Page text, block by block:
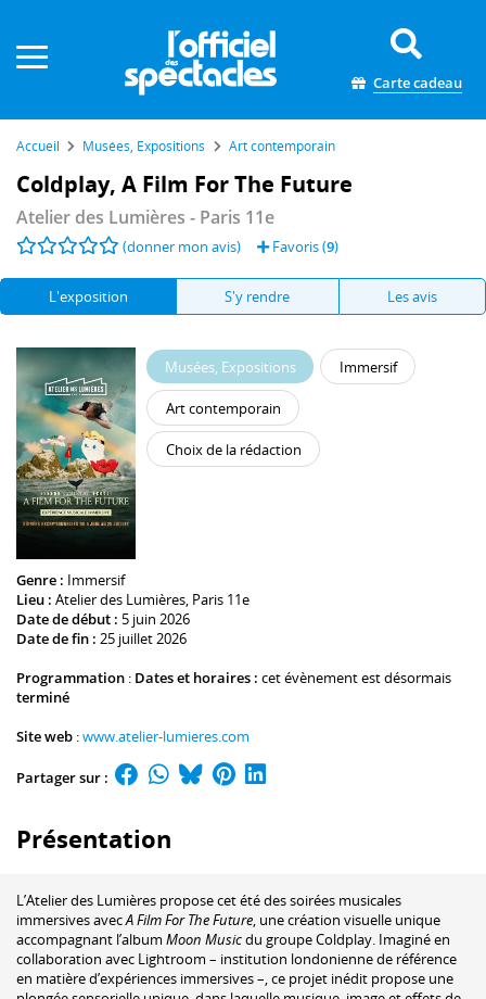
Carte cadeau
Accueil Musées, Expositions Art contemporain
Coldplay, A Film For The Future
Atelier des Lumières - Paris 11e
(donner mon avis) Favoris (9)
L'exposition S'y rendre Les avis
Musées, Expositions Immersif
Art contemporain
Choix de la rédaction
Genre : Immersif
Lieu : Atelier des Lumières, Paris 11e
Date de début : 5 juin 2026
Date de fin : 25 juillet 2026
Programmation : Dates et horaires : cet évènement est désormais
terminé
Site web :www.atelier-lumieres.com
Partager sur :
Présentation
L’Atelier des Lumières propose cet été des soirées musicales
immersives avecA Film For The Future , une création visuelle unique
accompagnant l’album Moon Musicdu groupe Coldplay. Imaginé en
collaboration avec Lightroom – institution londonienne de référence
en matière d’expériences immersives –, ce projet inédit propose une